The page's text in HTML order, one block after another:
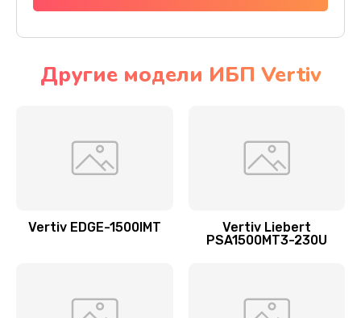
Другие модели ИБП Vertiv
Vertiv EDGE-1500IMT
Vertiv Liebert
PSA1500MT3-230U